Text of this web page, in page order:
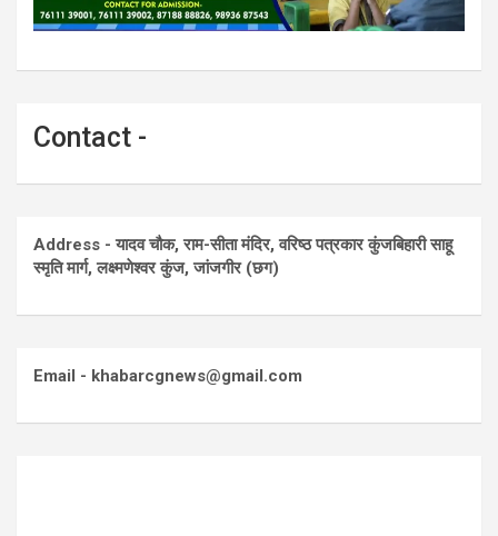
Contact -
Address - यादव चौक, राम-सीता मंदिर, वरिष्ठ पत्रकार कुंजबिहारी साहू
स्मृति मार्ग, लक्ष्मणेश्वर कुंज, जांजगीर (छग)
Email - khabarcgnews@gmail.com